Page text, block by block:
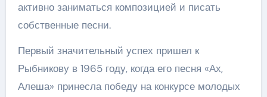
активно заниматься композицией и писать
собственные песни.
Первый значительный успех пришел к
Рыбникову в 1965 году, когда его песня «Ах,
Алеша» принесла победу на конкурсе молодых